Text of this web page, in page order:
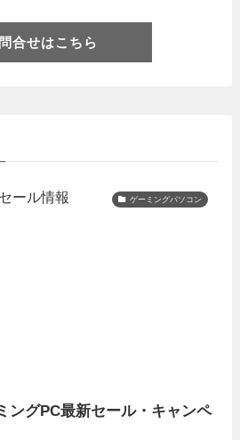
合せはこちら
ゲーミングパソコン
ングPC最新セール・キャンペ